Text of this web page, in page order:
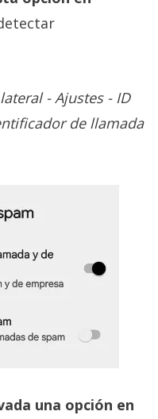
- Ajustes - ID
de llamada
una opción en